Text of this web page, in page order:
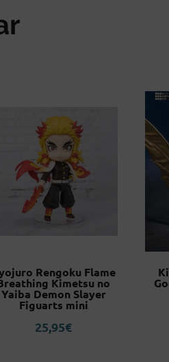
Rengoku Flame
Kimetsu no
Yaiba Demon Slayer
Figuarts mini
25,95€